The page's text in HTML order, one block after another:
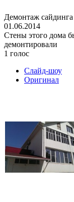
Демонтаж сайдинга
01.06.2014
Стены этого дома
демонтировали
1 голос
Слайд-шоу
Оригинал